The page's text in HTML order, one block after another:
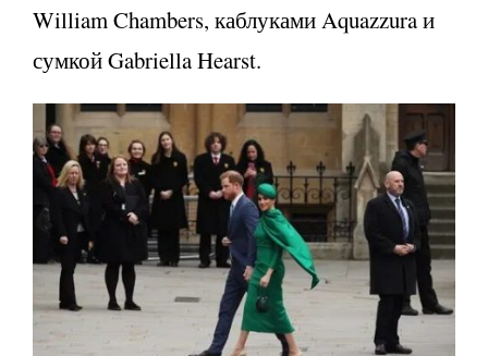
William Chambers, каблуками Aquazzura и
сумкой Gabriella Hearst.